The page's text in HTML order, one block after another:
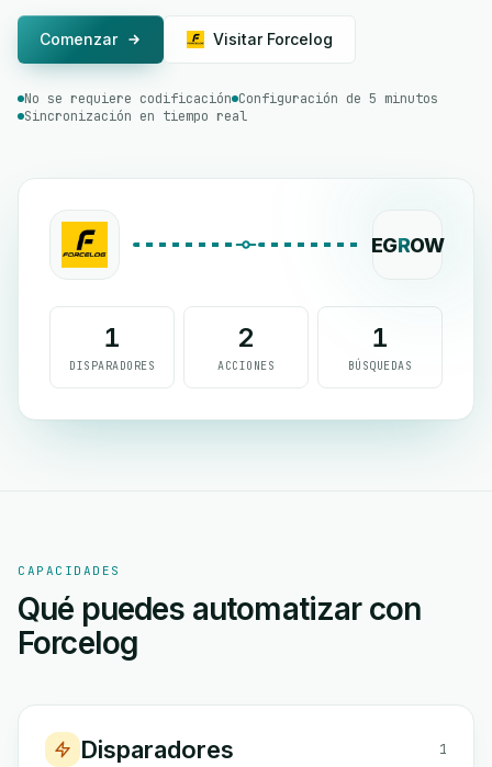
Comenzar Visitar Forcelog
No se requiere codificación Configuración de 5 minutos
Sincronización en tiempo real
EGROW
1
DISPARADORES
2
ACCIONES
1
BÚSQUEDAS
CAPACIDADES
Qué puedes automatizar con
Forcelog
Disparadores 1